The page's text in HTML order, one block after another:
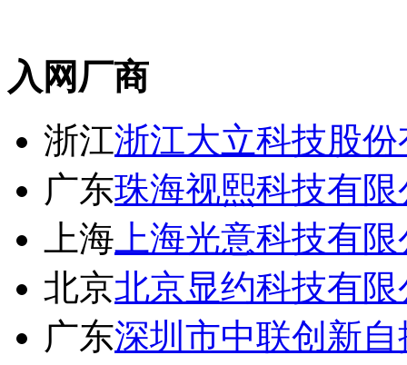
入网厂商
浙江浙江大立科技股
广东珠海视熙科技有限
上海 上海光意科技有
北京北京显约科技有限
广东深圳市中联创新